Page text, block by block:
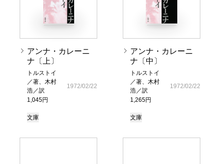
アンナ・カレーニ
ナ〔上〕
トルストイ
／著、木村
浩／訳
1,045円
1972/02/22
文庫
アンナ・カレーニ
ナ〔中〕
トルストイ
／著、木村
浩／訳
1,265円
1972/02/22
文庫